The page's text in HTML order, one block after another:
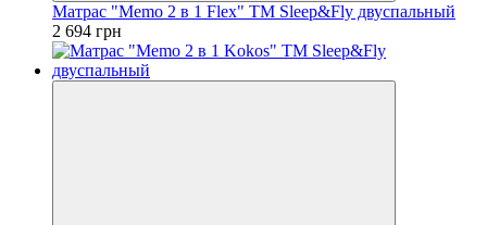
Матрас "Memo 2 в 1 Flex" ТМ Sleep&Fly двуспальный
2 694 грн